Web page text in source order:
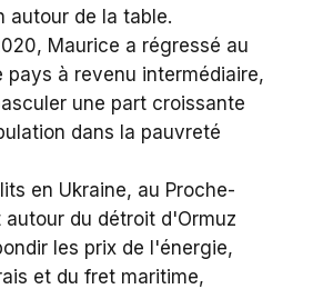
autour de la table.
Maurice a régressé au
pays à revenu intermédiaire,
une part croissante
dans la pauvreté
en Ukraine, au Proche-
autour du détroit d'Ormuz
les prix de l'énergie,
et du fret maritime,